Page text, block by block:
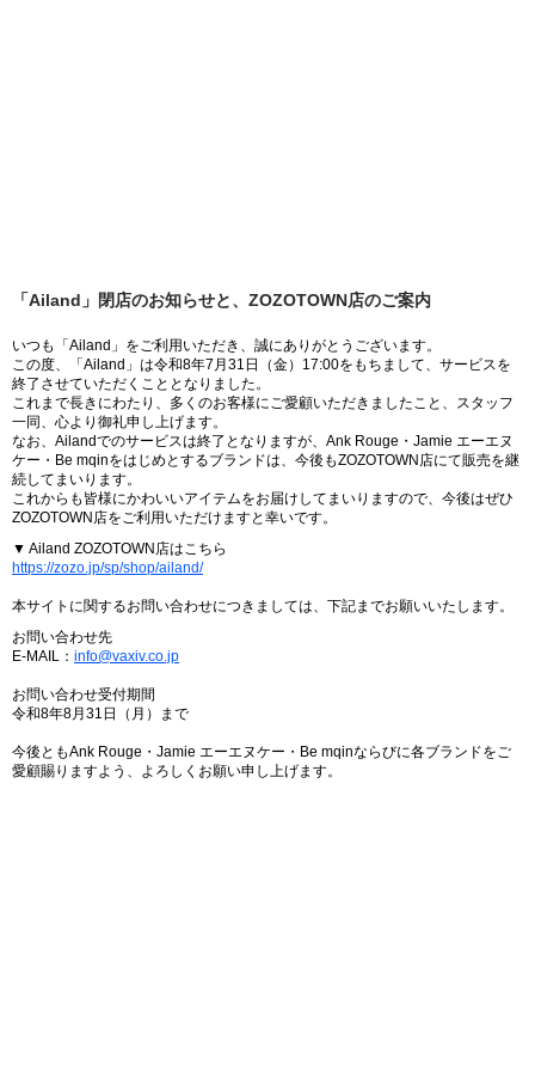
「Ailand」閉店のお知らせと、ZOZOTOWN店のご案内
いつも「Ailand」をご利用いただき、誠にありがとうございます。
この度、「Ailand」は令和8年7月31日（金）17:00をもちまして、サービスを
終了させていただくこととなりました。
これまで長きにわたり、多くのお客様にご愛顧いただきましたこと、スタッフ
一同、心より御礼申し上げます。
なお、Ailandでのサービスは終了となりますが、Ank Rouge・Jamie エーエヌ
ケー・Be mqinをはじめとするブランドは、今後もZOZOTOWN店にて販売を継
続してまいります。
これからも皆様にかわいいアイテムをお届けしてまいりますので、今後はぜひ
ZOZOTOWN店をご利用いただけますと幸いです。
▼ Ailand ZOZOTOWN店はこちら
https://zozo.jp/sp/shop/ailand/
本サイトに関するお問い合わせにつきましては、下記までお願いいたします。
お問い合わせ先
E-MAIL： info@vaxiv.co.jp
お問い合わせ受付期間
令和8年8月31日（月）まで
今後ともAnk Rouge・Jamie エーエヌケー・Be mqinならびに各ブランドをご
愛顧賜りますよう、よろしくお願い申し上げます。